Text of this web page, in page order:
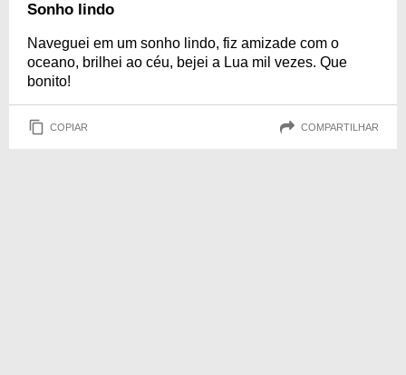
Sonho lindo
Naveguei em um sonho lindo, fiz amizade com o
oceano, brilhei ao céu, bejei a Lua mil vezes. Que
bonito!
COPIAR COMPARTILHAR